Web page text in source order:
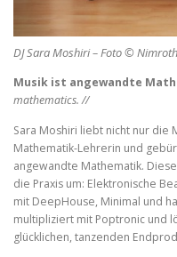
DJ Sara Moshiri – Foto © Nimroth
Musik ist angewandte
mathematics.//
Sara Moshiri liebt nicht nur die
Mathematik-Lehrerin und
angewandte Mathematik.
die Praxis um: Elektronische
mit DeepHouse, Minimal und
multipliziert mit Poptronic und
glücklichen, tanzenden